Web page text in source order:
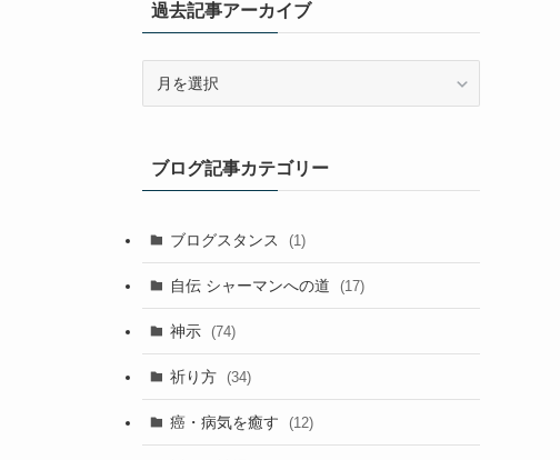
過去記事アーカイブ
ア
ー
イ
ブ
ブログ記事カテゴリー
ブログスタンス (1)
自伝 シャーマンへの道 (17)
神示 (74)
祈り方 (34)
癌・病気を癒す (12)